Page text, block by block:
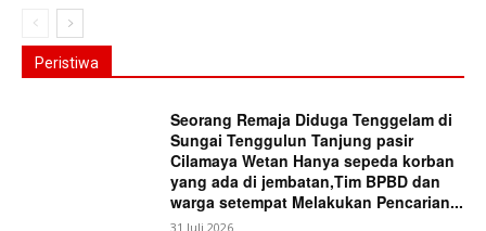
Peristiwa
Seorang Remaja Diduga Tenggelam di
Sungai Tenggulun Tanjung pasir
Cilamaya Wetan Hanya sepeda korban
yang ada di jembatan,Tim BPBD dan
warga setempat Melakukan Pencarian...
31 Juli 2026